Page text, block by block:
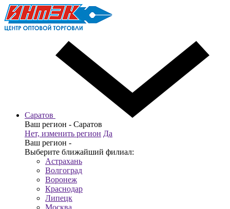
Саратов
Ваш регион - Саратов
Нет, изменить регион Да
Ваш регион -
Выберите ближайший филиал:
Астрахань
Волгоград
Воронеж
Краснодар
Липецк
Москва